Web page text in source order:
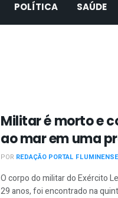
POLÍTICA SAÚDE
Militar é morto e
ao mar em uma
POR REDAÇÃO PORTAL FLUMINENSE
O corpo do militar do Exército
29 anos, foi encontrado na